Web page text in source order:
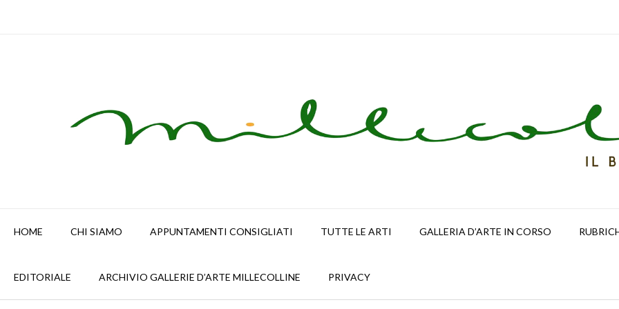
HOME CHI SIAMO APPUNTAMENTI CONSIGLIATI TUTTE LE ARTI GALLERIA D’ARTE IN CORSO
EDITORIALE ARCHIVIO GALLERIE D’ARTE MILLECOLLINE PRIVACY